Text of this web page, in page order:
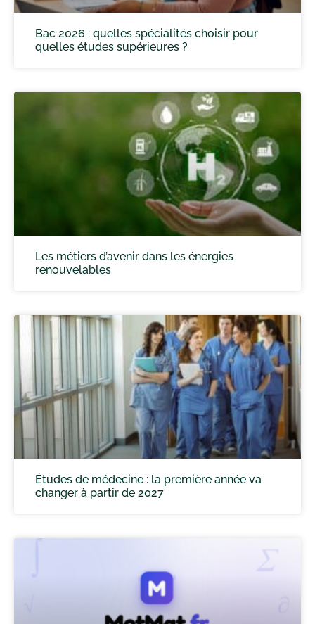
Bac 2026 : quelles spécialités choisir pour
quelles études supérieures ?
Les métiers d’avenir dans les énergies
renouvelables
Études de médecine : la première année va
changer à partir de 2027